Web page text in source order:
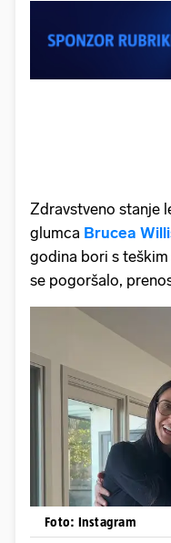
Zdravstveno stanje
glumca Brucea
godina bori s
se pogoršalo,
Foto: Instagram